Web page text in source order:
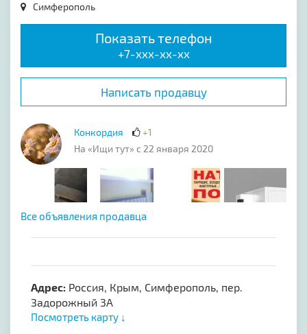
Симферополь
Показать телефон
+7-xxx-xx-xx
Написать продавцу
Конкордия
+1
На «Ищи тут» с 22 января 2020
Все объявления продавца
Адрес: Россия, Крым, Симферополь, пер.
Задорожный 3А
Посмотреть карту ↓